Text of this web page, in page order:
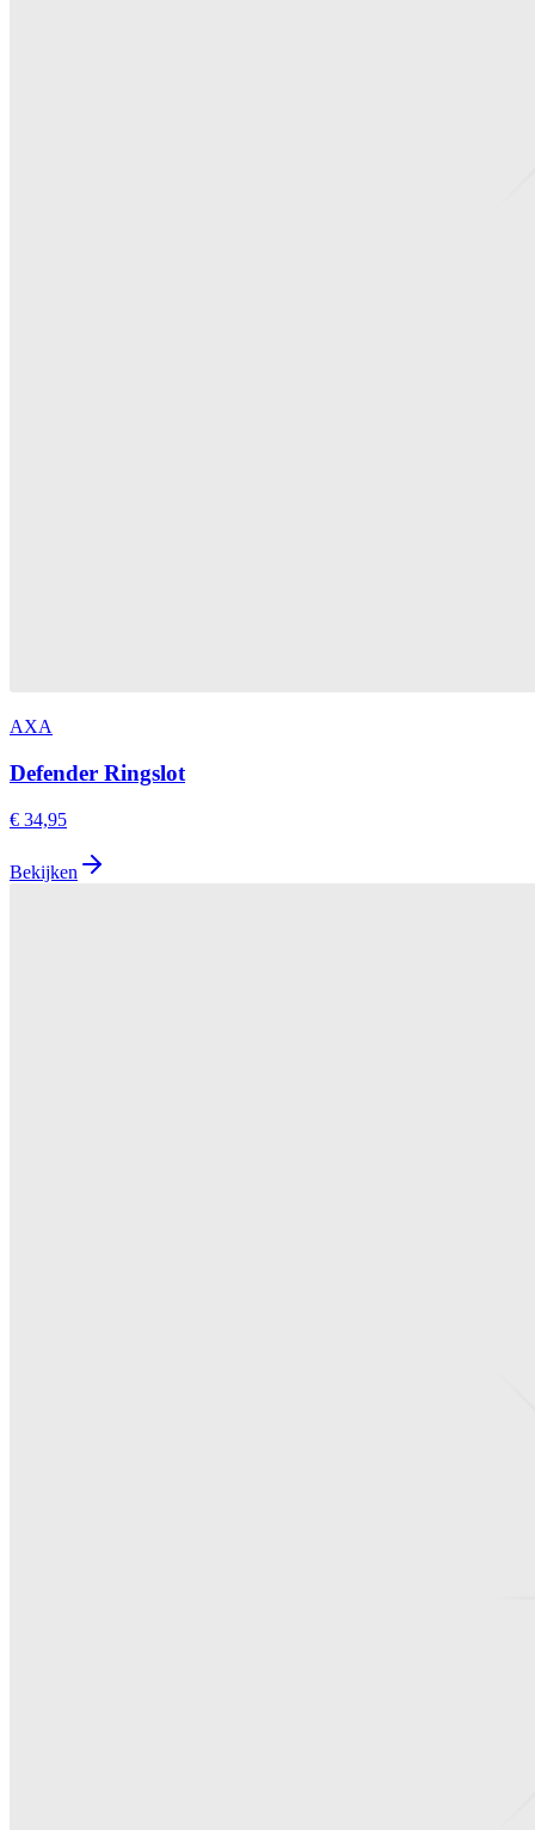
AXA
Defender Ringslot
€ 34,95
Bekijken